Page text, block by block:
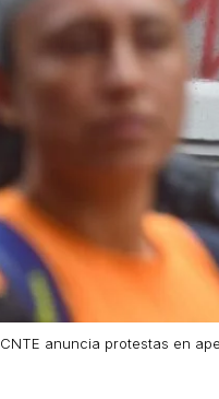
CNTE anuncia protestas en